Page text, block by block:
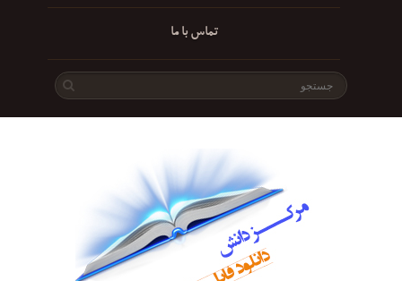
تماس با ما